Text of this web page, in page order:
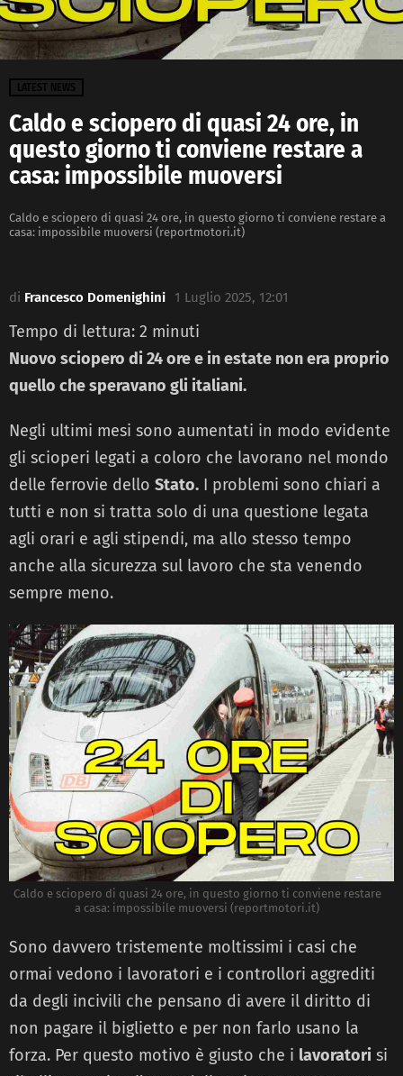
LATEST NEWS
Caldo e sciopero di quasi 24 ore, in
questo giorno ti conviene restare a
casa: impossibile muoversi
Caldo e sciopero di quasi 24 ore, in questo giorno ti conviene restare a
casa: impossibile muoversi (reportmotori.it)
di Francesco Domenighini 1 Luglio 2025, 12:01
Tempo di lettura: 2 minuti
Nuovo sciopero di 24 ore e in estate non era proprio
quello che speravano gli italiani.
Negli ultimi mesi sono aumentati in modo evidente
gli scioperi legati a coloro che lavorano nel mondo
delle ferrovie dello Stato. I problemi sono chiari a
tutti e non si tratta solo di una questione legata
agli orari e agli stipendi, ma allo stesso tempo
anche alla sicurezza sul lavoro che sta venendo
sempre meno.
Caldo e sciopero di quasi 24 ore, in questo giorno ti conviene restare
a casa: impossibile muoversi (reportmotori.it)
Sono davvero tristemente moltissimi i casi che
ormai vedono i lavoratori e i controllori aggrediti
da degli incivili che pensano di avere il diritto di
non pagare il biglietto e per non farlo usano la
forza. Per questo motivo è giusto che i lavoratori si